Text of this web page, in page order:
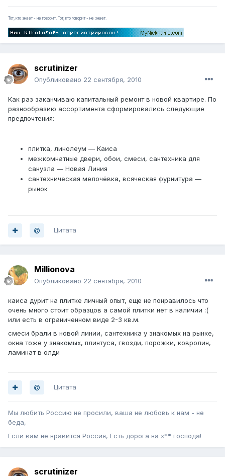
Тот, кто знает - не говорит. Тот, кто говорит - не знает.
scrutinizer
Опубликовано 22 сентября, 2010
Как раз заканчиваю капитальный ремонт в новой квартире. По
разнообразию ассортимента сформировались следующие
предпочтения:
плитка, линолеум — Каиса
межкомнатные двери, обои, смеси, сантехника для
санузла — Новая Линия
сантехническая мелочёвка, всяческая фурнитура —
рынок
Цитата
Millionova
Опубликовано 22 сентября, 2010
каиса дурит на плитке личный опыт, еще не понравилось что
очень много стоит образцов а самой плитки нет в наличии :(
или есть в ограниченном виде 2-3 кв.м.
смеси брали в новой линии, сантехника у знакомых на рынке,
окна тоже у знакомых, плинтуса, гвозди, порожки, ковролин,
ламинат в олди
Цитата
Мы любить Россию не просили, ваша не любовь к нам - не
беда,
Если вам не нравится Россия, Есть дорога на х** господа!
scrutinizer